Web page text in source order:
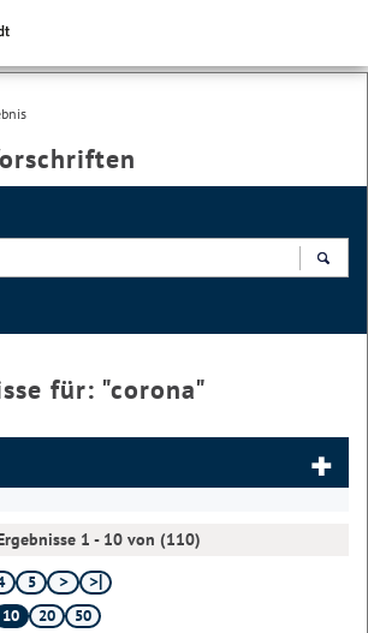
für: "corona"
1 - 10 von (110)
5
10 20 50